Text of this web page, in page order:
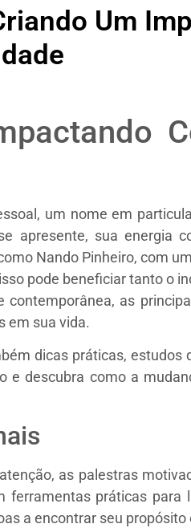
Um
um nome em
apresente, sua energia
Nando Pinheiro, com
pode beneficiar tanto o
as
em sua vida.
dicas práticas,
e descubra como a
as palestras
ferramentas práticas
a encontrar seu